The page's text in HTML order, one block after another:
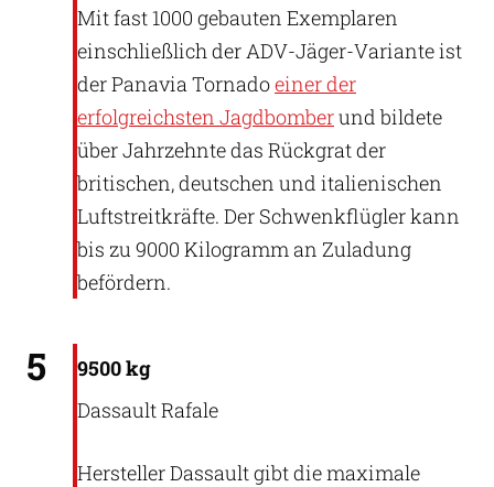
Mit fast 1000 gebauten Exemplaren
einschließlich der ADV-Jäger-Variante ist
der Panavia Tornadoeiner der
erfolgreichsten Jagdbomberund bildete
über Jahrzehnte das Rückgrat der
britischen, deutschen und italienischen
Luftstreitkräfte. Der Schwenkflügler kann
bis zu 9000 Kilogramm an Zuladung
befördern.
5
9500 kg
Dassault Rafale
Hersteller Dassault gibt die maximale